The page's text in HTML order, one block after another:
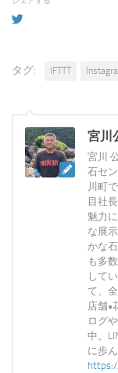
タグ: IFTTT
宮川
宮川
石セ
川町
目社
魅力
な展
かな
も多
して
て、
店舗•
ログ
中。
に歩